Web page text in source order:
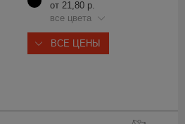
от 21,80 р.
все цвета
ВСЕ ЦЕНЫ